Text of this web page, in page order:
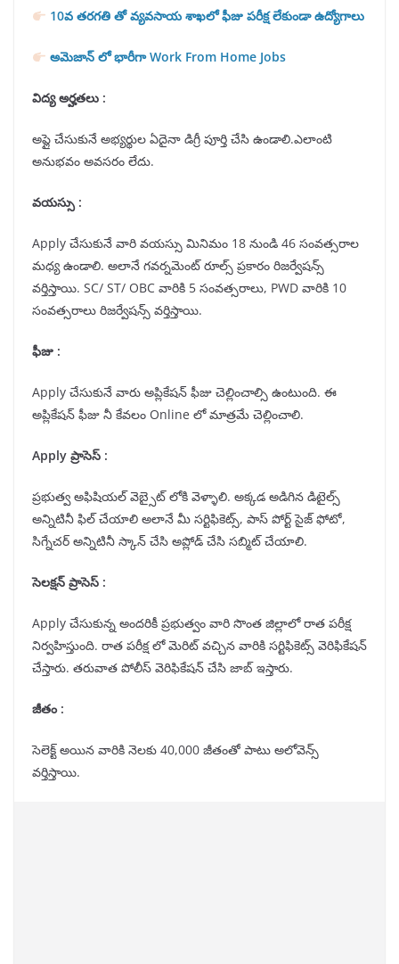
10వ తరగతి తో వ్యవసాయ శాఖలో ఫీజు పరీక్ష లేకుండా ఉద్యోగాలు
అమెజాన్ లో భారీగా Work From Home Jobs
విద్య అర్హతలు :
అప్లై చేసుకునే అభ్యర్థుల ఏదైనా డిగ్రీ పూర్తి చేసి ఉండాలి.ఎలాంటి
అనుభవం అవసరం లేదు.
వయస్సు :
Apply చేసుకునే వారి వయస్సు మినిమం 18 నుండి 46 సంవత్సరాల
మధ్య ఉండాలి. అలానే గవర్నమెంట్ రూల్స్ ప్రకారం రిజర్వేషన్స్
వర్తిస్తాయి. SC/ ST/ OBC వారికి 5 సంవత్సరాలు, PWD వారికి 10
సంవత్సరాలు రిజర్వేషన్స్ వర్తిస్తాయి.
ఫీజు :
Apply చేసుకునే వారు అప్లికేషన్ ఫీజు చెల్లించాల్సి ఉంటుంది. ఈ
అప్లికేషన్ ఫీజు నీ కేవలం Online లో మాత్రమే చెల్లించాలి.
Apply ప్రాసెస్ :
ప్రభుత్వ అఫిషియల్ వెబ్సైట్ లోకి వెళ్ళాలి. అక్కడ అడిగిన డిటైల్స్
అన్నిటినీ ఫిల్ చేయాలి అలానే మీ సర్టిఫికెట్స్, పాస్ పోర్ట్ సైజ్ ఫోటో,
సిగ్నేచర్ అన్నిటినీ స్కాన్ చేసి అప్లోడ్ చేసి సబ్మిట్ చేయాలి.
సెలక్షన్ ప్రాసెస్ :
Apply చేసుకున్న అందరికీ ప్రభుత్వం వారి సొంత జిల్లాలో రాత పరీక్ష
నిర్వహిస్తుంది. రాత పరీక్ష లో మెరిట్ వచ్చిన వారికి సర్టిఫికెట్స్ వెరిఫికేషన్
చేస్తారు. తరువాత పోలీస్ వెరిఫికేషన్ చేసి జాబ్ ఇస్తారు.
జీతం :
సెలెక్ట్ అయిన వారికి నెలకు 40,000 జీతంతో పాటు అలోవెన్స్
వర్తిస్తాయి.